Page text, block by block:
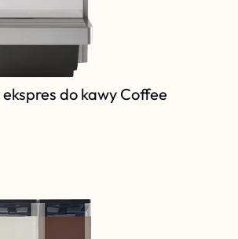
do kawy Coffee